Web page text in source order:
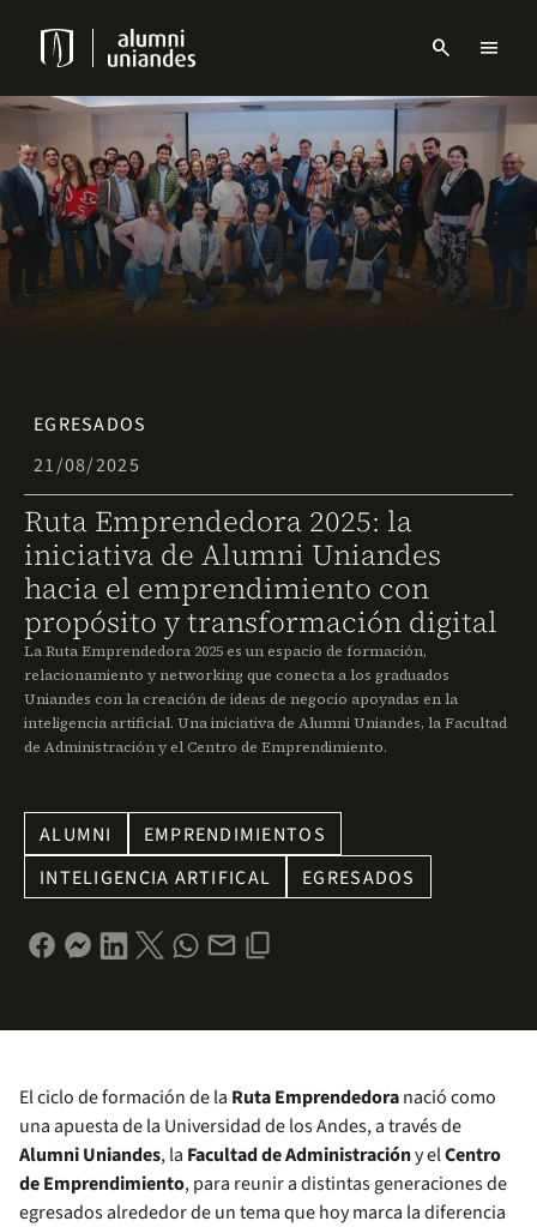
contenido
principal
Navbar
search menu
EGRESADOS
21/08/2025
Ruta Emprendedora 2025: la
iniciativa de Alumni Uniandes
hacia el emprendimiento con
propósito y transformación digital
La Ruta Emprendedora 2025 es un espacio de formación,
relacionamiento y networking que conecta a los graduados
Uniandes con la creación de ideas de negocio apoyadas en la
inteligencia artificial. Una iniciativa de Alumni Uniandes, la Facultad
de Administración y el Centro de Emprendimiento.
ALUMNI
EMPRENDIMIENTOS
INTELIGENCIA ARTIFICAL
EGRESADOS
El ciclo de formación de la Ruta Emprendedoranació como
una apuesta de la Universidad de los Andes, a través de
Alumni Uniandes, la Facultad de Administracióny elCentro
de Emprendimiento, para reunir a distintas generaciones de
egresados alrededor de un tema que hoy marca la diferencia